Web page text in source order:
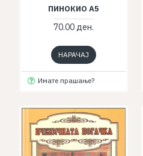
ПИНОКИО А5
70.00 ден.
НАРАЧАЈ
Имате прашање?